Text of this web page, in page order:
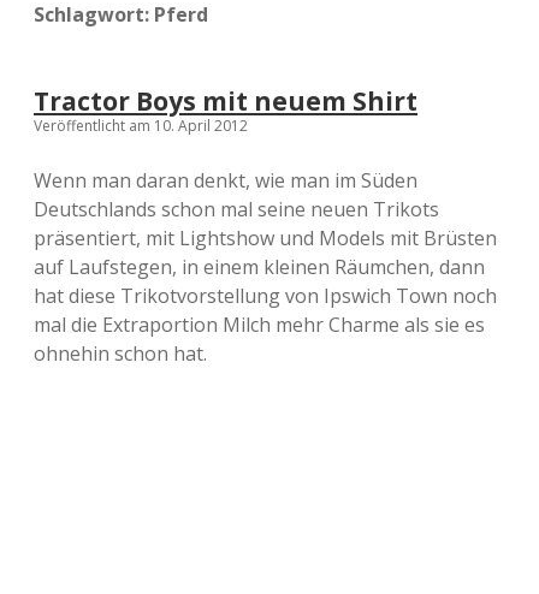
Schlagwort: Pferd
Tractor Boys mit neuem Shirt
Veröffentlicht am 10. April 2012
Wenn man daran denkt, wie man im Süden
Deutschlands schon mal seine neuen Trikots
präsentiert, mit Lightshow und Models mit Brüsten
auf Laufstegen, in einem kleinen Räumchen, dann
hat diese Trikotvorstellung von Ipswich Town noch
mal die Extraportion Milch mehr Charme als sie es
ohnehin schon hat.